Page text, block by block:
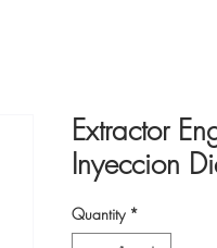
Extractor
Inyeccion
Quantity *